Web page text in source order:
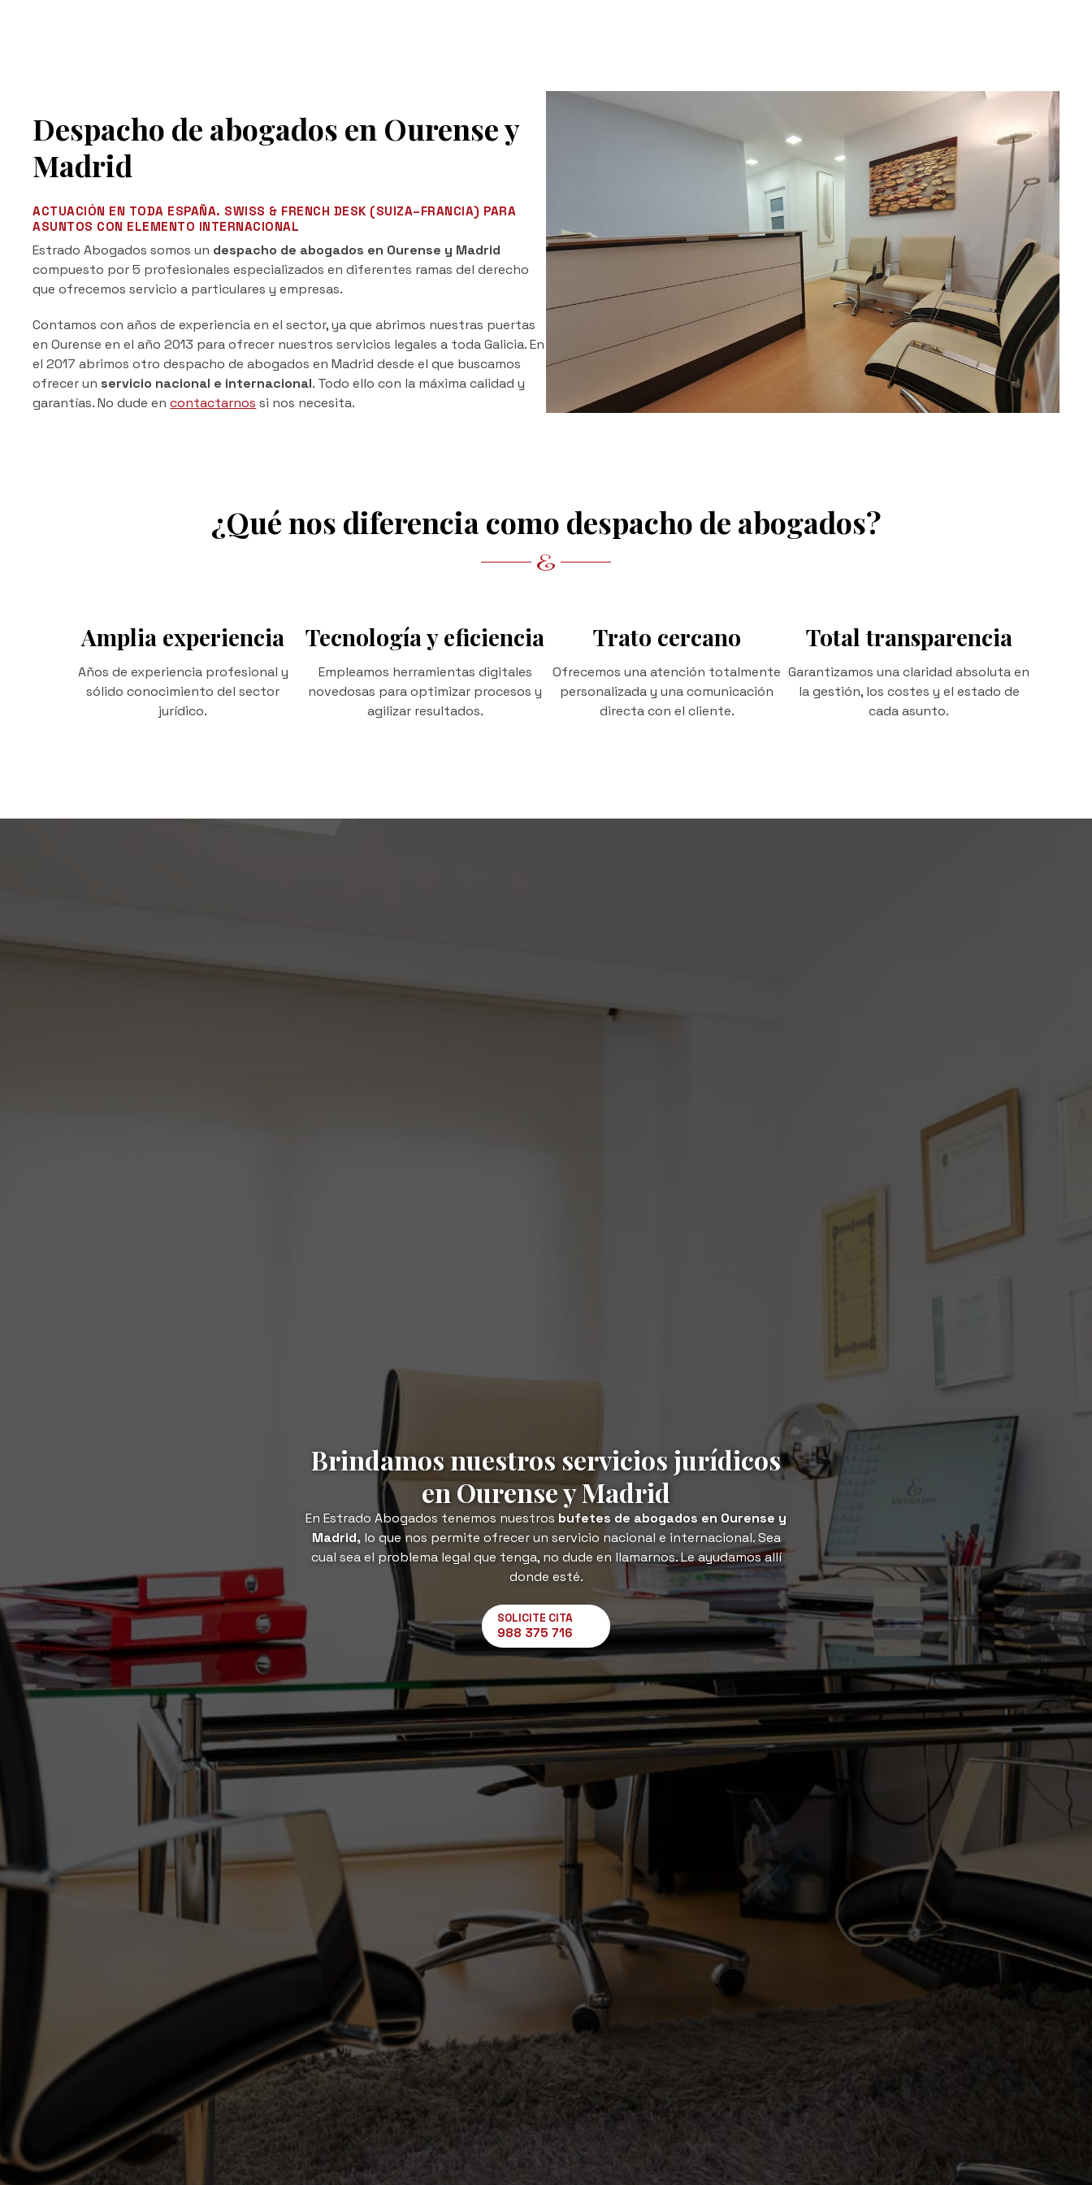
Despacho de abogados en Ourense y
Madrid
ACTUACIÓN EN TODA ESPAÑA. SWISS & FRENCH DESK (SUIZA–FRANCIA) PARA
ASUNTOS CON ELEMENTO INTERNACIONAL
Estrado Abogados somos un despacho de abogados en Ourense y Madrid
compuesto por 5 profesionales especializados en diferentes ramas del derecho
que ofrecemos servicio a particulares y empresas.
Contamos con años de experiencia en el sector, ya que abrimos nuestras puertas
en Ourense en el año 2013 para ofrecer nuestros servicios legales a toda Galicia. En
el 2017 abrimos otro despacho de abogados en Madrid desde el que buscamos
ofrecer un servicio nacional e internacional. Todo ello con la máxima calidad y
garantías. No dude encontactarnos si nos necesita.
¿Qué nos diferencia como despacho de abogados?
Amplia experiencia
Años de experiencia profesional y
sólido conocimiento del sector
jurídico.
Tecnología y eficiencia
Empleamos herramientas digitales
novedosas para optimizar procesos y
agilizar resultados.
Trato cercano
Ofrecemos una atención totalmente
personalizada y una comunicación
directa con el cliente.
Total transparencia
Garantizamos una claridad absoluta en
la gestión, los costes y el estado de
cada asunto.
Brindamos nuestros servicios jurídicos
en Ourense y Madrid
En Estrado Abogados tenemos nuestros bufetes de abogados en Ourense y
Madrid,lo que nos permite ofrecer un servicio nacional e internacional. Sea
cual sea el problema legal que tenga, no dude en llamarnos. Le ayudamos allí
donde esté.
SOLICITE CITA
988 375 716